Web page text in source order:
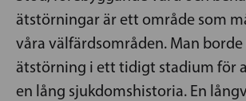
ätstörningar är ett område som
våra välfärdsområden. Man
ätstörning i ett tidigt stadium för
en lång sjukdomshistoria. En